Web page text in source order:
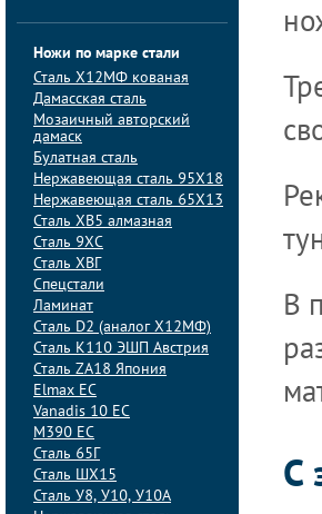
Ножи по марке стали
Сталь Х12МФ кованая
Дамасская сталь
Мозаичный авторский
дамаск
Булатная сталь
Нержавеющая сталь 95Х18
Нержавеющая сталь 65Х13
Сталь ХВ5 алмазная
Сталь 9ХС
Сталь ХВГ
Спецстали
Ламинат
Сталь D2 (аналог Х12МФ)
Сталь K110 ЭШП Австрия
Сталь ZA18 Япония
Elmax ЕС
Vanadis 10 ЕС
M390 ЕС
Сталь 65Г
Сталь ШХ15
Сталь У8, У10, У10А
В
С